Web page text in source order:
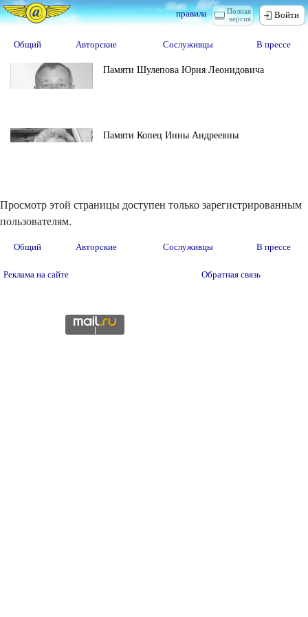
Полная
версия
правила Войти
Общий Авторские Сослуживцы В прессе
Памяти Шулепова Юрия Леонидовича
Памяти Копец Инны Андреевны
Просмотр этой страницы доступен только зарегистрированным
пользователям.
Общий Авторские Сослуживцы В прессе
Реклама на сайте Обратная связь